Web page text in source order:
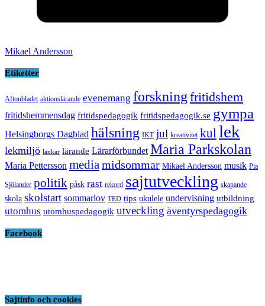
Mikael Andersson
Etiketter
Aftonbladet aktionslärande evenemang forskning fritidshem
fritidshemmensdag fritidspedagogik fritidspedagogik.se gympa
Helsingborgs Dagblad hälsning IKT jul kreativitet kul lek
lekmiljö länkar lärande Lärarförbundet Maria Parkskolan
Maria Pettersson media midsommar Mikael Andersson musik Pia
Sjölander politik påsk rast rekord sajtutveckling skapande
skola skolstart sommarlov TED tips ukulele undervisning utbildning
utomhus utomhuspedagogik utveckling äventyrspedagogik
Facebook
Sajtinfo och cookies